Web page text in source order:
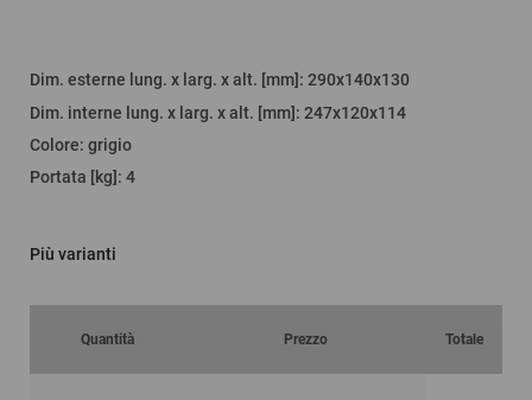
Dim. esterne lung. x larg. x alt. [mm] : 290x140x130
Dim. interne lung. x larg. x alt. [mm]: 247x120x114
Colore: grigio
Portata [kg] : 4
Più varianti
Quantità Prezzo Totale